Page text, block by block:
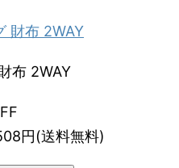
布 2WAY
円(送料無料)